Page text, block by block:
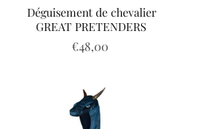
Déguisement de chevalier
GREAT PRETENDERS
€48,00